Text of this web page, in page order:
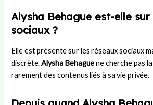
Alysha Behague est-elle
sociaux ?
Elle est présente sur les réseaux sociaux
discrète.Alysha Behaguene cherche pas
rarement des contenus liés à sa vie privée.